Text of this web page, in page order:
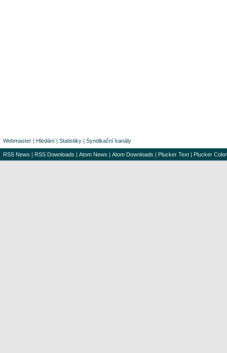
Webmaster | Hledání | Statistiky | Syndikační kanály
RSS News | RSS Downloads | Atom News | Atom Downloads | Plucker Text | Plucker Color